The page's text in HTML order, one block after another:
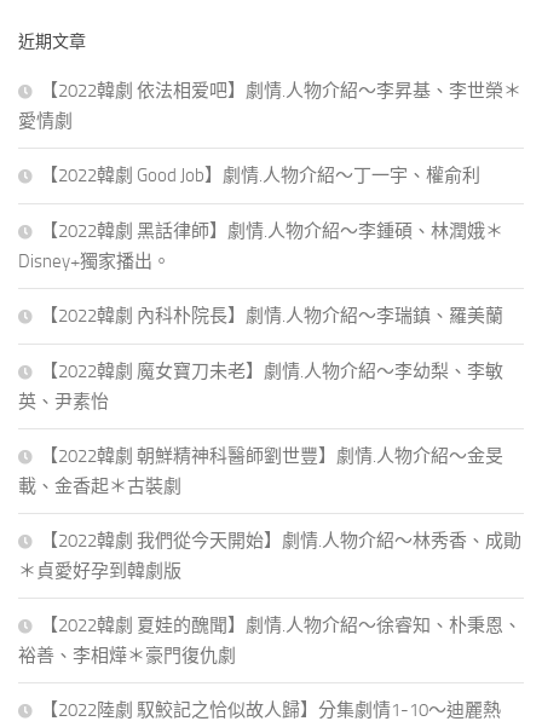
字:
近期文章
【2022韓劇 依法相爱吧】劇情.人物介紹～李昇基、李世榮＊
愛情劇
【2022韓劇 Good Job】劇情.人物介紹～丁一宇、權俞利
【2022韓劇 黑話律師】劇情.人物介紹～李鍾碩、林潤娥＊
Disney+獨家播出。
【2022韓劇 內科朴院長】劇情.人物介紹～李瑞鎮、羅美蘭
【2022韓劇 魔女寶刀未老】劇情.人物介紹～李幼梨、李敏
英、尹素怡
【2022韓劇 朝鮮精神科醫師劉世豐】劇情.人物介紹～金旻
載、金香起＊古裝劇
【2022韓劇 我們從今天開始】劇情.人物介紹～林秀香、成勛
＊貞愛好孕到韓劇版
【2022韓劇 夏娃的醜聞】劇情.人物介紹～徐睿知、朴秉恩、
裕善、李相燁＊豪門復仇劇
【2022陸劇 馭鮫記之恰似故人歸】分集劇情1-10～迪麗熱